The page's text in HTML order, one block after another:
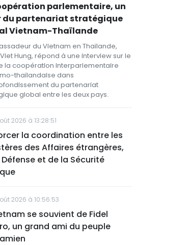
parlementaire, un
du partenariat stratégique
Vietnam-Thaïlande
du Vietnam en Thaïlande,
Hung, répond à une interview sur le
la coopération interparlementaire
thaïlandaise dans
du partenariat
global entre les deux pays.
2026 à 13:28:51
la coordination entre les
des Affaires étrangères,
et de la Sécurité
2026 à 10:56:53
se souvient de Fidel
un grand ami du peuple